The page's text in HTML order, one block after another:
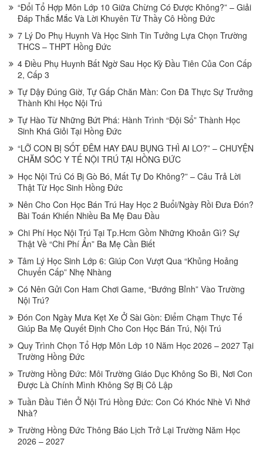
“Đổi Tổ Hợp Môn Lớp 10 Giữa Chừng Có Được Không?” – Giải
Đáp Thắc Mắc Và Lời Khuyên Từ Thầy Cô Hồng Đức
7 Lý Do Phụ Huynh Và Học Sinh Tin Tưởng Lựa Chọn Trường
THCS – THPT Hồng Đức
4 Điều Phụ Huynh Bất Ngờ Sau Học Kỳ Đầu Tiên Của Con Cấp
2, Cấp 3
Tự Dậy Đúng Giờ, Tự Gấp Chăn Màn: Con Đã Thực Sự Trưởng
Thành Khi Học Nội Trú
Tự Hào Từ Những Bứt Phá: Hành Trình “Đội Sổ” Thành Học
Sinh Khá Giỏi Tại Hồng Đức
“LỠ CON BỊ SỐT ĐÊM HAY ĐAU BỤNG THÌ AI LO?” – CHUYỆN
CHĂM SÓC Y TẾ NỘI TRÚ TẠI HỒNG ĐỨC
Học Nội Trú Có Bị Gò Bó, Mất Tự Do Không?” – Câu Trả Lời
Thật Từ Học Sinh Hồng Đức
Nên Cho Con Học Bán Trú Hay Học 2 Buổi/Ngày Rồi Đưa Đón?
Bài Toán Khiến Nhiều Ba Mẹ Đau Đầu
Chi Phí Học Nội Trú Tại Tp.Hcm Gồm Những Khoản Gì? Sự
Thật Về “Chi Phí Ẩn” Ba Mẹ Cần Biết
Tâm Lý Học Sinh Lớp 6: Giúp Con Vượt Qua “Khủng Hoảng
Chuyển Cấp” Nhẹ Nhàng
Có Nên Gửi Con Ham Chơi Game, “Bướng Bỉnh” Vào Trường
Nội Trú?
Đón Con Ngày Mưa Kẹt Xe Ở Sài Gòn: Điểm Chạm Thực Tế
Giúp Ba Mẹ Quyết Định Cho Con Học Bán Trú, Nội Trú
Quy Trình Chọn Tổ Hợp Môn Lớp 10 Năm Học 2026 – 2027 Tại
Trường Hồng Đức
Trường Hồng Đức: Môi Trường Giáo Dục Không So Bì, Nơi Con
Được Là Chính Mình Không Sợ Bị Cô Lập
Tuần Đầu Tiên Ở Nội Trú Hồng Đức: Con Có Khóc Nhè Vì Nhớ
Nhà?
Trường Hồng Đức Thông Báo Lịch Trở Lại Trường Năm Học
2026 – 2027